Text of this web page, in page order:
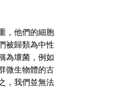
，他們的細胞
被歸類為中性
為壞菌，例如
微生物體的古
，我們並無法